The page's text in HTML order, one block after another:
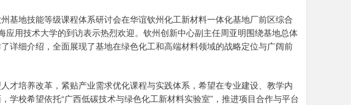
地技能等级课程体系研讨会在华谊钦州化工新材料一体化基地厂前区综合
用技术大学的到访表示热烈欢迎。钦州创新中心副主任周亚明围绕基地总体
详细介绍，全面展现了基地在绿色化工和高端材料领域的战略定位与广阔前
培养改革，紧贴产业需求优化课程与实践体系，希望在专业建设、教学内
学校希望依托“广西低碳技术与绿色化工新材料实验室”，推进项目合作与平台